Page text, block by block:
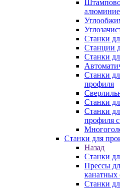
Станки
Станции
Станки
Станки
профиля
Станки
Станки
профиля
Станки для
Назад
Станки
Прессы
канатных
Станки